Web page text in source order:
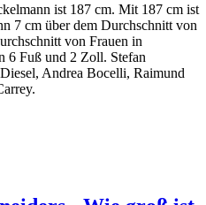
ist 187 cm. Mit 187 cm ist
7 cm über dem Durchschnitt von
von Frauen in
6 Fuß und 2 Zoll. Stefan
Andrea Bocelli, Raimund